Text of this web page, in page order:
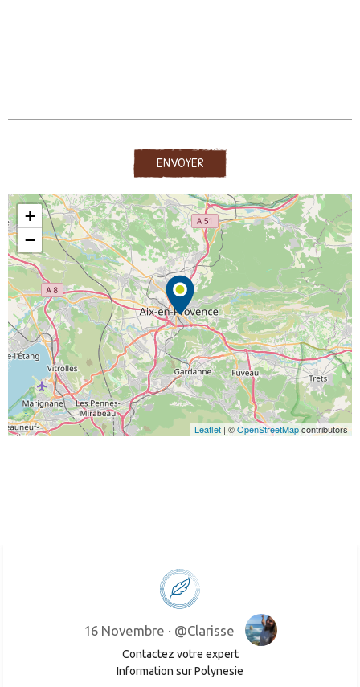
ENVOYER
+
−
Leaflet | ©OpenStreetMapcontributors
16 Novembre · @Clarisse
Contactez votre expert
Information sur Polynesie